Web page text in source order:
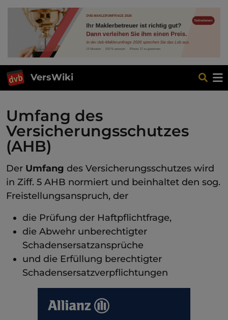
VersWiki
Umfang des
Versicherungsschutzes
(AHB)
Der Umfang des Versicherungsschutzes wird
in Ziff. 5 AHB normiert und beinhaltet den sog.
Freistellungsanspruch, der
die Prüfung der Haftpflichtfrage,
die Abwehr unberechtigter
Schadensersatzansprüche
und die Erfüllung berechtigter
Schadensersatzverpflichtungen